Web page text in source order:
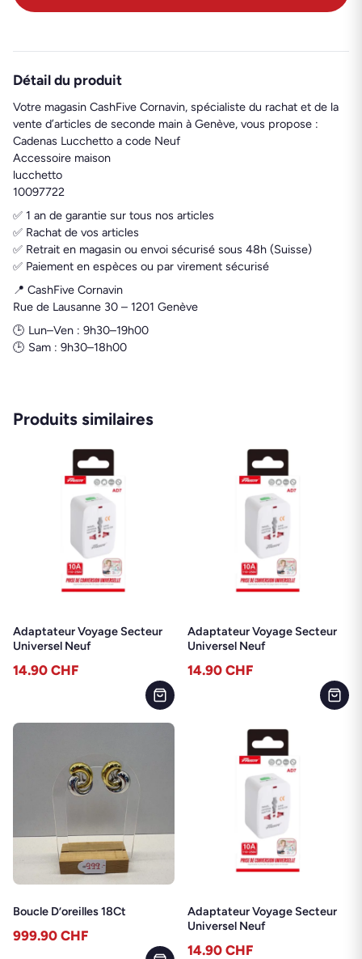
Détail du produit
Votre magasin CashFive Cornavin, spécialiste du rachat et de la
vente d’articles de seconde main à Genève, vous propose :
Cadenas Lucchetto a code Neuf
Accessoire maison
lucchetto
10097722
✅ 1 an de garantie sur tous nos articles
✅ Rachat de vos articles
✅ Retrait en magasin ou envoi sécurisé sous 48h (Suisse)
✅ Paiement en espèces ou par virement sécurisé
📍 CashFive Cornavin
Rue de Lausanne 30 – 1201 Genève
🕒 Lun–Ven : 9h30–19h00
🕒 Sam : 9h30–18h00
Produits similaires
Adaptateur Voyage Secteur
Universel Neuf
14.90 CHF
Adaptateur Voyage Secteur
Universel Neuf
14.90 CHF
Boucle D’oreilles 18Ct
999.90 CHF
Adaptateur Voyage Secteur
Universel Neuf
14.90 CHF